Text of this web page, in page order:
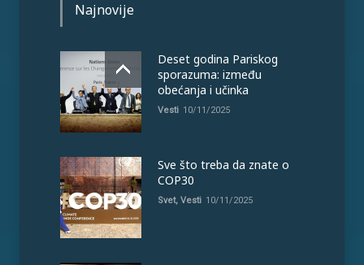
Najnovije
Deset godina Pariskog
sporazuma: između
obećanja i učinka
Vesti 10/11/2025
Sve što treba da znate o
COP30
Svet, Vesti 10/11/2025